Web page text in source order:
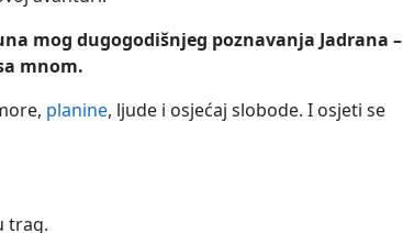
mog dugogodišnjeg poznavanja Jadrana –
mnom.
planine, ljude i osjećaj slobode. I osjeti se
trag.